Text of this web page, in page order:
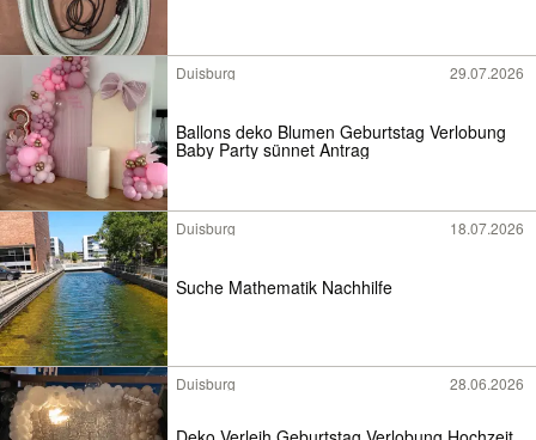
Duisburg 29.07.2026
Ballons deko Blumen Geburtstag Verlobung
Baby Party sünnet Antrag
Duisburg 18.07.2026
Suche Mathematik Nachhilfe
Duisburg 28.06.2026